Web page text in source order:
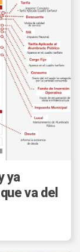
ya
va del